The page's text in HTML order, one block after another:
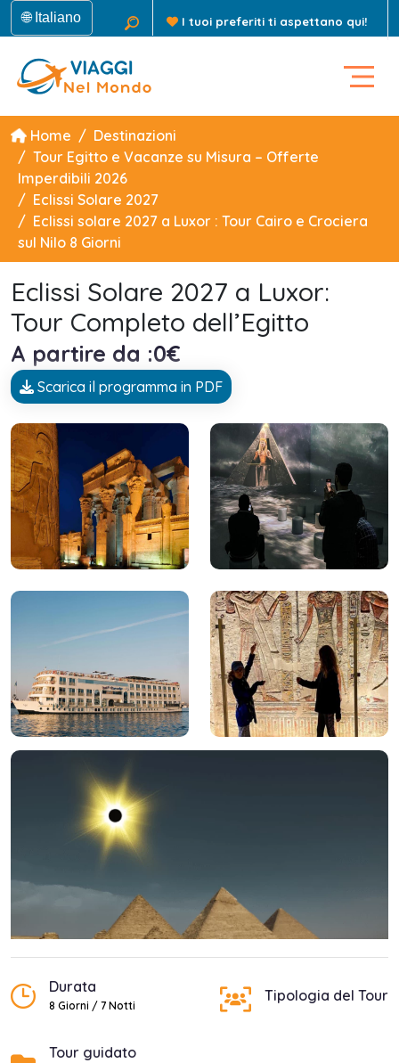
🌐 Italiano I tuoi preferiti ti aspettano qui!
Home
Destinazioni
Tour Egitto e Vacanze su Misura – Offerte
Imperdibili 2026
Eclissi Solare 2027
Eclissi solare 2027 a Luxor : Tour Cairo e Crociera
sul Nilo 8 Giorni
Eclissi Solare 2027 a Luxor:
Tour Completo dell’Egitto
A partire da :0€
Scarica il programma in PDF
Durata
8 Giorni / 7 Notti
Tipologia del Tour
Tour guidato